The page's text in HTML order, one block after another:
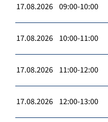
17.08.2026 09:00-10:00
17.08.2026 10:00-11:00
17.08.2026 11:00-12:00
17.08.2026 12:00-13:00